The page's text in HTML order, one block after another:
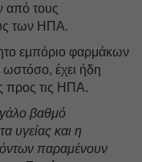
από τους
των ΗΠΑ.
εμπόριο φαρμάκων
ωστόσο, έχει ήδη
προς τις ΗΠΑ.
βαθμό
υγείας και η
παραμένουν